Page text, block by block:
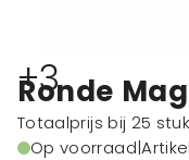
+3
Ronde
Totaalprijs bij 25
Op voorraad|